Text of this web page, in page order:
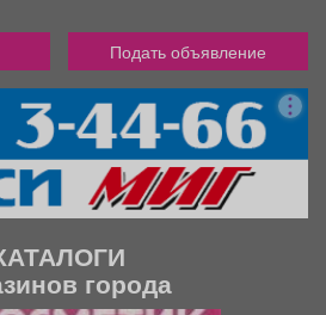
Подать объявление
города